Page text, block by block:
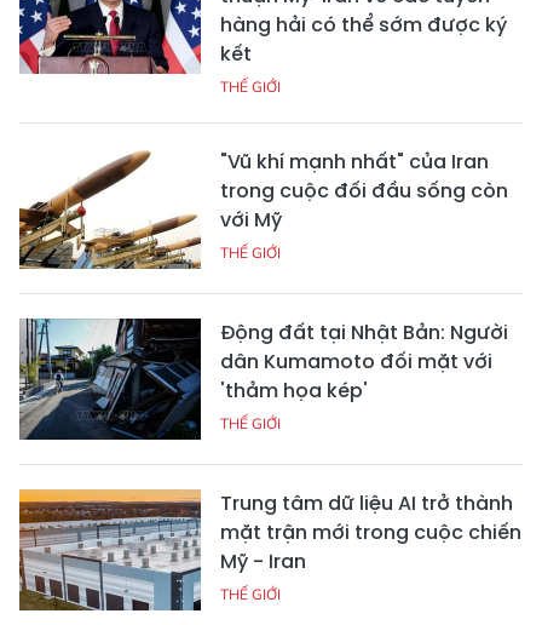
hàng hải có thể sớm được ký
kết
THẾ GIỚI
"Vũ khí mạnh nhất" của Iran
trong cuộc đối đầu sống còn
với Mỹ
THẾ GIỚI
Động đất tại Nhật Bản: Người
dân Kumamoto đối mặt với
'thảm họa kép'
THẾ GIỚI
Trung tâm dữ liệu AI trở thành
mặt trận mới trong cuộc chiến
Mỹ - Iran
THẾ GIỚI